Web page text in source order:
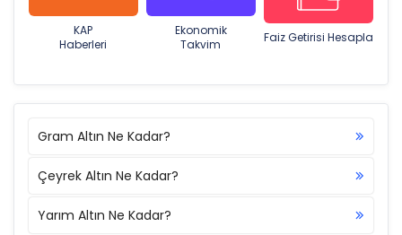
KAP
Haberleri
Ekonomik
Takvim
Faiz Getirisi Hesapla
Gram Altın Ne Kadar?
Çeyrek Altın Ne Kadar?
Yarım Altın Ne Kadar?